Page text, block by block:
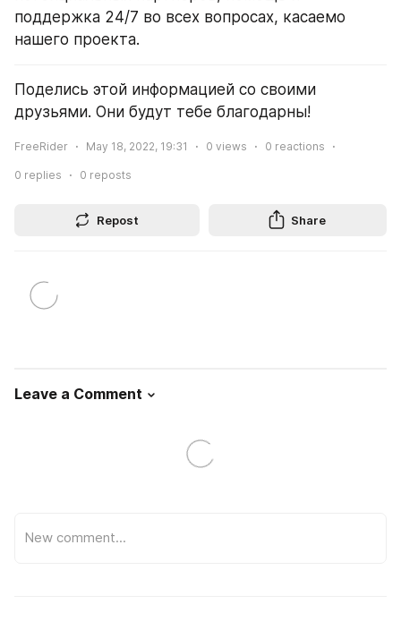
поддержка 24/7 во всех вопросах, касаемо
нашего проекта.
Поделись этой информацией со своими
друзьями. Они будут тебе благодарны!
FreeRider May 18, 2022, 19:31 0 views 0 reactions
0 replies 0 reposts
Repost Share
Leave a Comment